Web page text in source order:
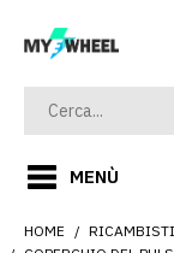
MENÙ
HOME